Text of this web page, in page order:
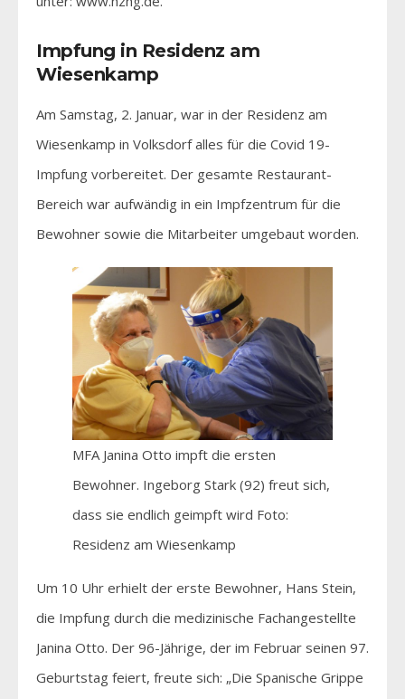
Impfung in Residenz am
Wiesenkamp
Am Samstag, 2. Januar, war in der Residenz am
Wiesenkamp in Volksdorf alles für die Covid 19-
Impfung vorbereitet. Der gesamte Restaurant-
Bereich war aufwändig in ein Impfzentrum für die
Bewohner sowie die Mitarbeiter umgebaut worden.
MFA Janina Otto impft die ersten
Bewohner. Ingeborg Stark (92) freut sich,
dass sie endlich geimpft wird Foto:
Residenz am Wiesenkamp
Um 10 Uhr erhielt der erste Bewohner, Hans Stein,
die Impfung durch die medizinische Fachangestellte
Janina Otto. Der 96-Jährige, der im Februar seinen 97.
Geburtstag feiert, freute sich: „Die Spanische Grippe